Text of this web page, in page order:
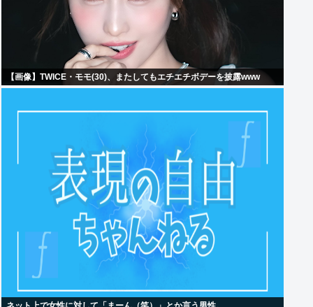
【画像】TWICE・モモ(30)、またしてもエチエチボデーを披露www